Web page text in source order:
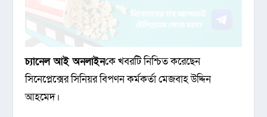
চ্যানেল আই অনলাইনকে খবরটি নিশ্চিত করেছেন
সিনেপ্লেক্সের সিনিয়র বিপণন কর্মকর্তা মেজবাহ উদ্দিন
আহমেদ।